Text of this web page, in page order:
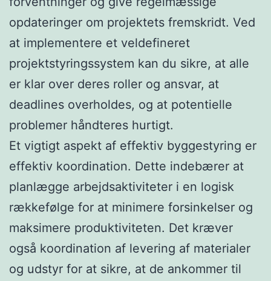
opdateringer om projektets fremskridt. Ved
at implementere et veldefineret
projektstyringssystem kan du sikre, at alle
er klar over deres roller og ansvar, at
deadlines overholdes, og at potentielle
problemer håndteres hurtigt.
Et vigtigt aspekt af effektiv byggestyring er
effektiv koordination. Dette indebærer at
planlægge arbejdsaktiviteter i en logisk
rækkefølge for at minimere forsinkelser og
maksimere produktiviteten. Det kræver
også koordination af levering af materialer
og udstyr for at sikre, at de ankommer til